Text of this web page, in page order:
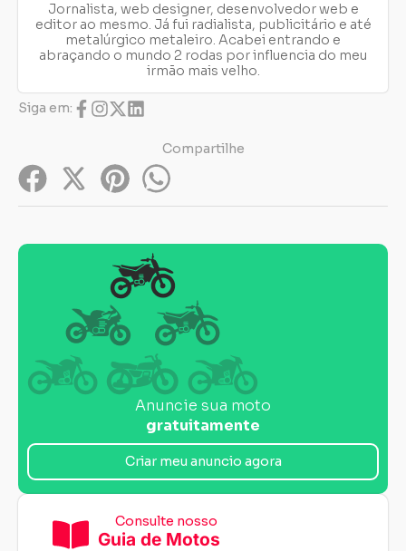
Jornalista, web designer, desenvolvedor web e
editor ao mesmo. Já fui radialista, publicitário e até
metalúrgico metaleiro. Acabei entrando e
abraçando o mundo 2 rodas por influencia do meu
irmão mais velho.
Siga em:
Compartilhe
Anuncie sua moto
gratuitamente
Criar meu anuncio agora
Consulte nosso
Guia de Motos